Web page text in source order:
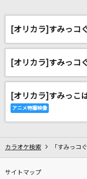
リアルタ
Orangestar
呼び声
Vaundy
[生音]言えないよ
[オリカラ]すみっコ
[オリカラ]すみっコ
[オリカラ]すみっこ
カラオケ検索 「すみっコ
サイトマップ